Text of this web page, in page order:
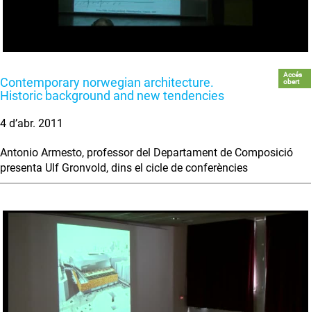
Contemporary norwegian architecture.
Historic background and new tendencies
Accés
obert
4 d’abr. 2011
Antonio Armesto, professor del Departament de Composició
presenta Ulf Gronvold, dins el cicle de conferències